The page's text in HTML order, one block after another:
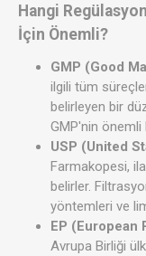
Hangi
İçin Önemli?
GMP (Good
ilgili tüm
belirleyen bir
GMP'nin önemli
USP (United
Farmakopesi,
belirler.
yöntemleri ve
EP (European
Avrupa Birliği